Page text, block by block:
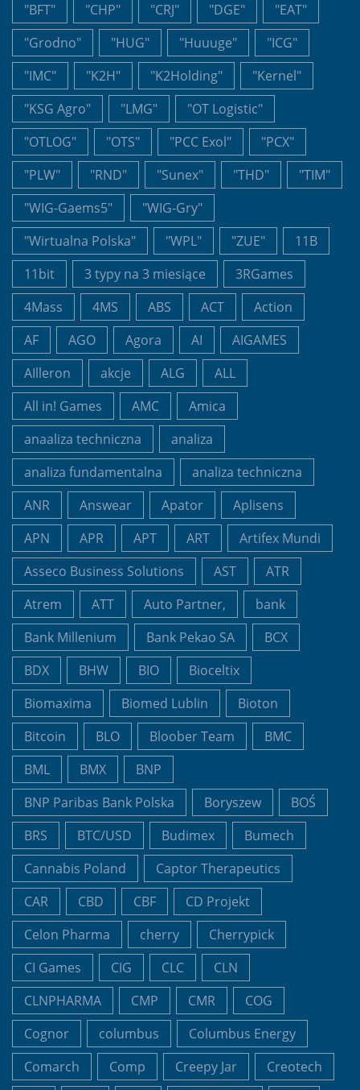
"BFT"
"CHP" "CRJ" "DGE"
"EAT"
"Grodno"
"HUG" "Huuuge"
"ICG"
"IMC"
"K2H" "K2Holding"
"Kernel"
"KSG Agro"
"LMG"
"OT Logistic"
"OTLOG"
"OTS" "PCC Exol"
"PCX"
"PLW"
"RND" "Sunex" "THD"
"TIM"
"WIG-Gaems5"
"WIG-Gry"
"Wirtualna Polska"
"WPL" "ZUE"
11B
11bit
3 typy na 3 miesiące
3RGames
4Mass
4MS ABS ACT
Action
AF
AGO Agora AI
AIGAMES
AIlleron
akcje ALG
ALL
All in! Games
AMC
Amica
anaaliza techniczna
analiza
analiza fundamentalna
analiza techniczna
ANR
Answear Apator
Aplisens
APN
APR APT ART
Artifex Mundi
Asseco Business Solutions
AST
ATR
Atrem
ATT Auto Partner,
bank
Bank Millenium
Bank Pekao SA
BCX
BDX
BHW BIO
Bioceltix
Biomaxima
Biomed Lublin
Bioton
Bitcoin
BLO Bloober Team
BMC
BML
BMX
BNP
BNP Paribas Bank Polska
Boryszew
BOŚ
BRS
BTC/USD Budimex
Bumech
Cannabis Poland
Captor Therapeutics
CAR
CBD CBF
CD Projekt
Celon Pharma
cherry
Cherrypick
CI Games
CIG CLC
CLN
CLNPHARMA
CMP CMR
COG
Cognor
columbus
Columbus Energy
Comarch
Comp Creepy Jar
Creotech